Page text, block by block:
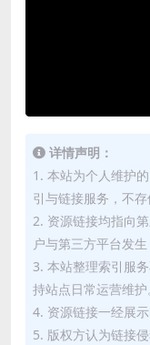
详情声明：
1. 本站为个人维护
引与链接服务，不
2. 资源链接均指向
户与第三方平台发
3. 本站整理索引服
持站点日常运营维护
4. 资源链接一经展
5. 版权方认为链接